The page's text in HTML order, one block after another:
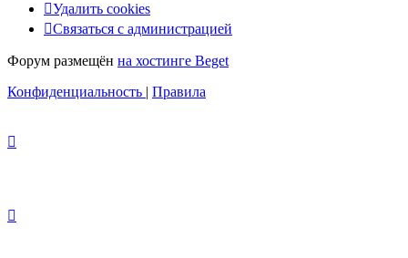
Удалить cookies
Связаться с администрацией
Форум размещён на хостинге Beget
Конфиденциальность | Правила